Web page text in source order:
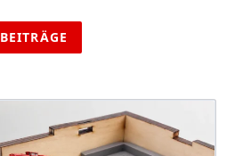
BEITRÄGE